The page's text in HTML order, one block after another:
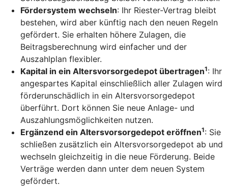
Fördersystem wechseln: Ihr Riester-Vertrag bleibt
bestehen, wird aber künftig nach den neuen Regeln
gefördert. Sie erhalten höhere Zulagen, die
Beitragsberechnung wird einfacher und der
Auszahlplan flexibler.
Kapital in ein Altersvorsorgedepot übertragen1: Ihr
angespartes Kapital einschließlich aller Zulagen wird
förderunschädlich in ein Altersvorsorgedepot
überführt. Dort können Sie neue Anlage- und
Auszahlungsmöglichkeiten nutzen.
Ergänzend ein Altersvorsorgedepot eröffnen1: Sie
schließen zusätzlich ein Altersvorsorgedepot ab und
wechseln gleichzeitig in die neue Förderung. Beide
Verträge werden dann unter dem neuen System
gefördert.